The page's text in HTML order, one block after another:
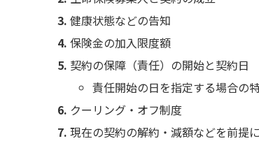
健康状態などの告知
保険金の加入限度額
契約の保障（責任）の開始と契約日
責任開始の日を指定する場合の
クーリング・オフ制度
現在の契約の解約・減額などを前提